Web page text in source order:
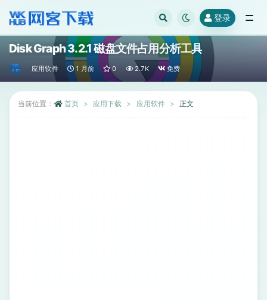
登录
Disk Graph 3.2.1 磁盘文件占用分析工具
应用软件 1 月前 0 2.7K 免费
当前位置： 首页 应用下载 应用软件 正文
全部